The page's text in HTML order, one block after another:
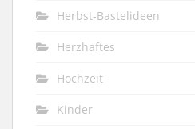
Herbst-Bastelideen
Herzhaftes
Hochzeit
Kinder